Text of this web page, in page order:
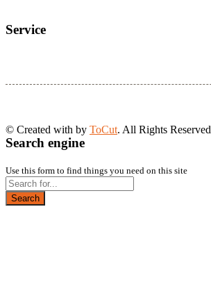
Service
© Created with by ToCut. All Rights Reserved
Search engine
Use this form to find things you need on this site
Search